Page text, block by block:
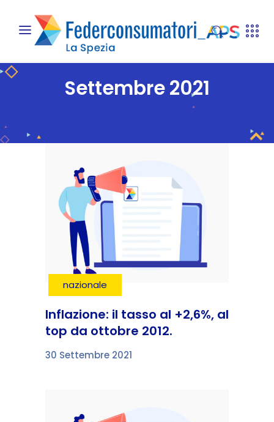
Settembre 2021
nazionale
Inflazione: il tasso al +2,6%, al
top da ottobre 2012.
30 Settembre 2021